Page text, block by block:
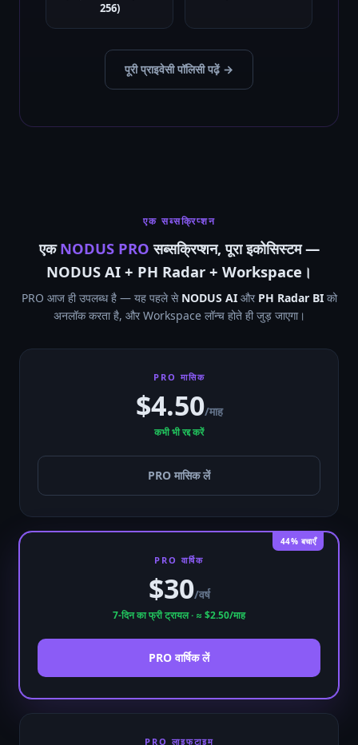
256)
पूरी प्राइवेसी पॉलिसी पढ़ें →
एक सब्सक्रिप्शन
एकNODUS PRO सब्सक्रिप्शन, पूरा इकोसिस्टम —
NODUS AI + PH Radar + Workspace।
PRO आज ही उपलब्ध है — यह पहले से NODUS AIऔर PH Radar BIको
अनलॉक करता है, और Workspace लॉन्च होते ही जुड़ जाएगा।
PRO मासिक
$4.50/माह
कभी भी रद्द करें
PRO मासिक लें
44% बचाएँ
PRO वार्षिक
$30/वर्ष
7-दिन का फ्री ट्रायल · ≈ $2.50/माह
PRO वार्षिक लें
PRO लाइफटाइम